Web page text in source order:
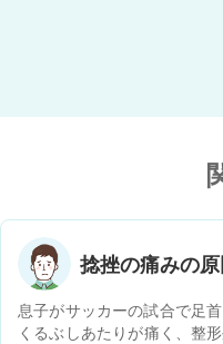
捻挫の痛みの
息子がサッカーの試合で足
くるぶしあたりが痛く、整